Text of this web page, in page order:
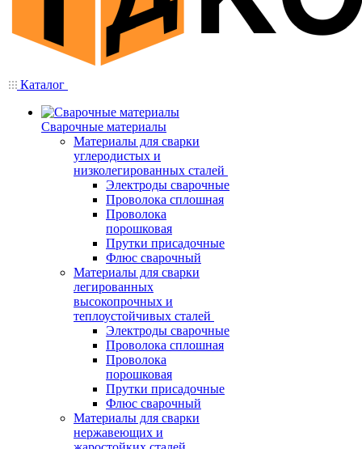
Каталог
Сварочные материалы
Материалы для сварки
углеродистых и
низколегированных сталей
Электроды сварочные
Проволока сплошная
Проволока
порошковая
Прутки присадочные
Флюс сварочный
Материалы для сварки
легированных
высокопрочных и
теплоустойчивых сталей
Электроды сварочные
Проволока сплошная
Проволока
порошковая
Прутки присадочные
Флюс сварочный
Материалы для сварки
нержавеющих и